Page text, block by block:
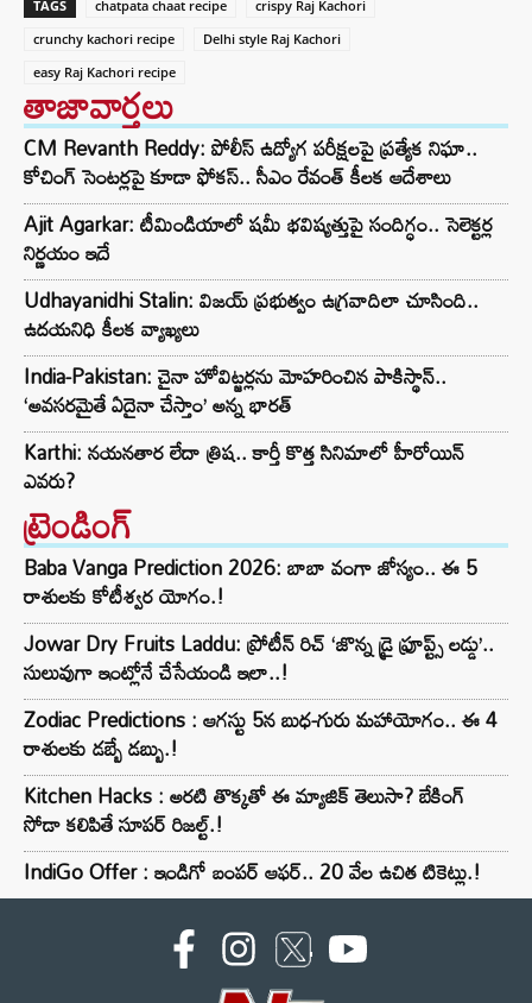
TAGS chatpata chaat recipe
crispy Raj Kachori
crunchy kachori recipe
Delhi style Raj Kachori
easy Raj Kachori recipe
తాజావార్తలు
CM Revanth Reddy: పోలీస్ ఉద్యోగ పరీక్షలపై ప్రత్యేక నిఘా..
కోచింగ్ సెంటర్లపై కూడా ఫోకస్.. సీఎం రేవంత్ కీలక ఆదేశాలు
Ajit Agarkar: టీమిండియాలో షమీ భవిష్యత్తుపై సందిగ్ధం.. సెలెక్టర్ల
నిర్ణయం ఇదే
Udhayanidhi Stalin: విజయ్ ప్రభుత్వం ఉగ్రవాదిలా చూసింది..
ఉదయనిధి కీలక వ్యాఖ్యలు
India-Pakistan: చైనా హోవిట్జర్లను మోహరించిన పాకిస్థాన్..
‘అవసరమైతే ఏదైనా చేస్తాం’ అన్న భారత్
Karthi: నయనతార లేదా త్రిష.. కార్తీ కొత్త సినిమాలో హీరోయిన్
ఎవరు?
ట్రెండింగ్‌
Baba Vanga Prediction 2026: బాబా వంగా జోస్యం.. ఈ 5
రాశులకు కోటీశ్వర యోగం.!
Jowar Dry Fruits Laddu: ప్రోటీన్ రిచ్ ‘జొన్న డ్రై ఫ్రూప్ట్స్ లడ్డు’..
సులువుగా ఇంట్లోనే చేసేయండి ఇలా..!
Zodiac Predictions : ఆగస్టు 5న బుధ-గురు మహాయోగం.. ఈ 4
రాశులకు డబ్బే డబ్బు.!
Kitchen Hacks : అరటి తొక్కతో ఈ మ్యాజిక్ తెలుసా? బేకింగ్
సోడా కలిపితే సూపర్ రిజల్ట్.!
IndiGo Offer : ఇండిగో బంపర్ ఆఫర్.. 20 వేల ఉచిత టికెట్లు.!